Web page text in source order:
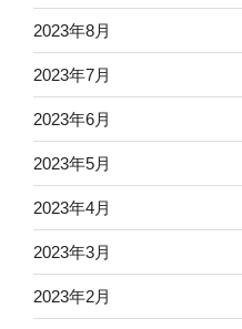
2023年8月
2023年7月
2023年6月
2023年5月
2023年4月
2023年3月
2023年2月